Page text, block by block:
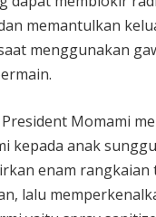
memantulkan
menggunakan
Momami
kepada anak
enam
lalu